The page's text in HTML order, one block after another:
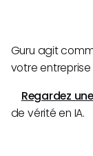
Guru agit
votre
Regardez
de vérité en IA.